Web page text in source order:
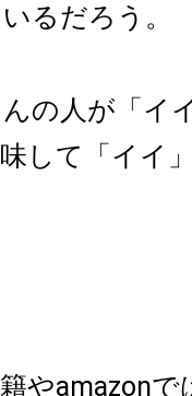
るだろう。
の人が「イ
して「イイ
やamazon